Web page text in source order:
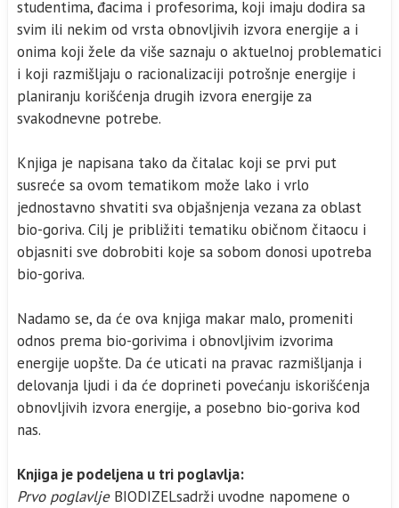
studentima, đacima i profesorima, koji imaju dodira sa
svim ili nekim od vrsta obnovljivih izvora energije a i
onima koji žele da više saznaju o aktuelnoj problematici
i koji razmišljaju o racionalizaciji potrošnje energije i
planiranju korišćenja drugih izvora energije za
svakodnevne potrebe.
Knjiga je napisana tako da čitalac koji se prvi put
susreće sa ovom tematikom može lako i vrlo
jednostavno shvatiti sva objašnjenja vezana za oblast
bio-goriva. Cilj je približiti tematiku običnom čitaocu i
objasniti sve dobrobiti koje sa sobom donosi upotreba
bio-goriva.
Nadamo se, da će ova knjiga makar malo, promeniti
odnos prema bio-gorivima i obnovljivim izvorima
energije uopšte. Da će uticati na pravac razmišljanja i
delovanja ljudi i da će doprineti povećanju iskorišćenja
obnovljivih izvora energije, a posebno bio-goriva kod
nas.
Knjiga je podeljena u tri poglavlja:
Prvo poglavljeBIODIZELsadrži uvodne napomene o